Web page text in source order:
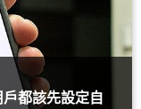
都該先設定自